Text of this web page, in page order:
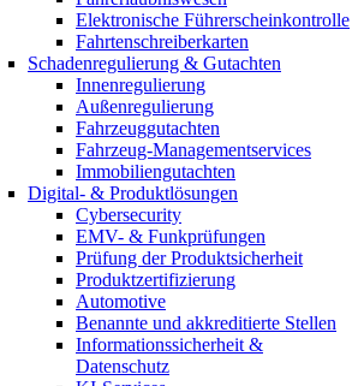
Elektronische Führerscheinkontrolle
Fahrtenschreiberkarten
Schadenregulierung & Gutachten
Innenregulierung
Außenregulierung
Fahrzeuggutachten
Fahrzeug-Managementservices
Immobiliengutachten
Digital- & Produktlösungen
Cybersecurity
EMV- & Funkprüfungen
Prüfung der Produktsicherheit
Produktzertifizierung
Automotive
Benannte und akkreditierte Stellen
Informationssicherheit &
Datenschutz